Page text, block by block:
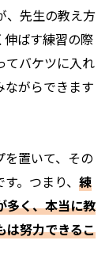
、先生の教え方
伸ばす練習の際
てバケツに入れ
ながらできます
置いて、その
。つまり、 練
多く、本当に教
は努力できるこ